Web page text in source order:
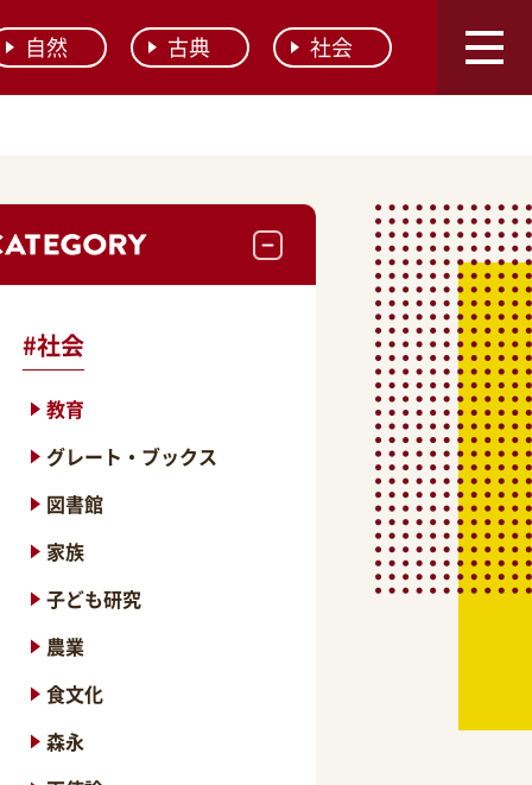
自然 古典 社会
#社会
教育
グレート・ブックス
図書館
家族
子ども研究
農業
食文化
森永